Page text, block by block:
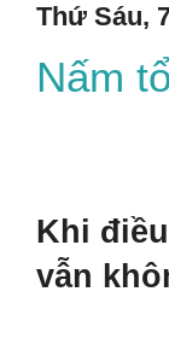
Thứ Sáu,
Nấm
Khi
vẫn